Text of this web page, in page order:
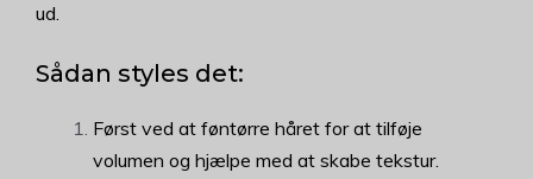
ud.
Sådan styles det:
Først ved at føntørre håret for at tilføje
volumen og hjælpe med at skabe tekstur.